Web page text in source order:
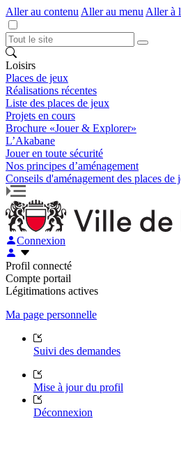
Aller au contenu Aller au menu Aller à
Loisirs
Places de jeux
Réalisations récentes
Liste des places de jeux
Projets en cours
Brochure «Jouer & Explorer»
L’Akabane
Jouer en toute sécurité
Nos principes d’aménagement
Conseils d'aménagement des places de
Connexion
Profil connecté
Compte portail
Légitimations actives
Ma page personnelle
Suivi des demandes
Mise à jour du profil
Déconnexion